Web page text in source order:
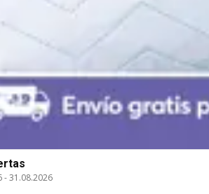
-31.08.2026